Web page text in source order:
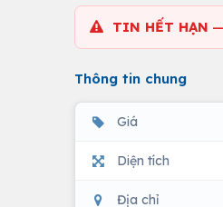
TIN HẾT HẠN
Thông tin chung
Giá
Diện tích
Địa chỉ